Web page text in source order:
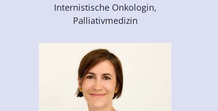
Internistische Onkologin,
Palliativmedizin